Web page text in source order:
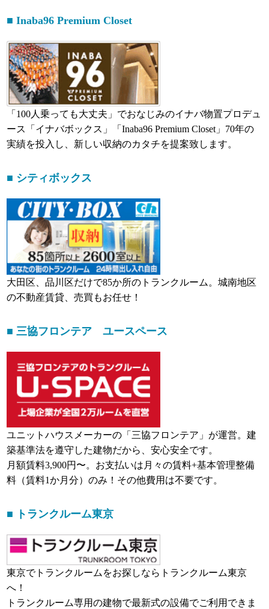
■ Inaba96 Premium Closet
「100人乗っても大丈夫」でおなじみのイナバ物置プロデュ
ース「イナバボックス」「Inaba96 Premium Closet」70年の
実績を投入し、新しい収納のカタチを提案致します。
■ シティボックス
大田区、品川区だけで85か所のトランクルーム。城南地区
の不動産賃貸、売買もお任せ！
■ 三協フロンテア ユースペース
ユニットハウスメーカーの「三協フロンテア」が運営。建
築基準法を遵守した建物だから、安心安全です。
月額賃料3,900円〜。お支払いは月々の賃料+基本管理整備
料（賃料1か月分）のみ！その他費用は不要です。
■ トランクルーム東京
東京でトランクルームをお探しならトランクルーム東京
へ！
トランクルーム専用の建物で最新式の設備でご利用できま